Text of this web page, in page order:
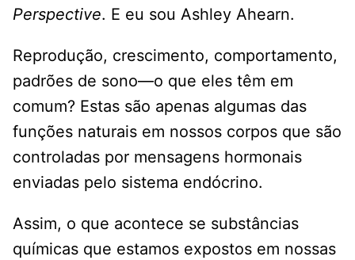
Perspective. E eu sou Ashley Ahearn.
Reprodução, crescimento, comportamento,
padrões de sono—o que eles têm em
comum? Estas são apenas algumas das
funções naturais em nossos corpos que são
controladas por mensagens hormonais
enviadas pelo sistema endócrino.
Assim, o que acontece se substâncias
químicas que estamos expostos em nossas